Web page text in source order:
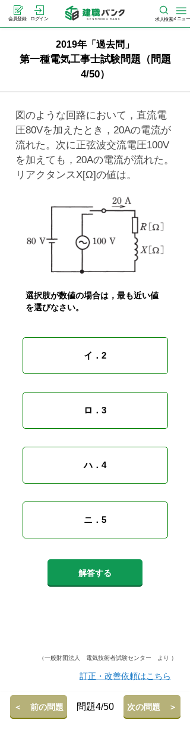
会員登録 ログイン 求人検索メニュー
2019年「過去問」
第一種電気工事士試験問題（問題
4/50）
図のような回路において，直流電
圧80Vを加えたとき，20Aの電流が
流れた。次に正弦波交流電圧100V
を加えても，20Aの電流が流れた。
リアクタンスX[Ω]の値は。
選択肢が数値の場合は，最も近い値
を選びなさい。
イ．2
ロ．3
ハ．4
ニ．5
解答する
（一般財団法人 電気技術者試験センター より ）
訂正・改善依頼はこちら
＜ 前の問題 問題4/50 次の問題 ＞